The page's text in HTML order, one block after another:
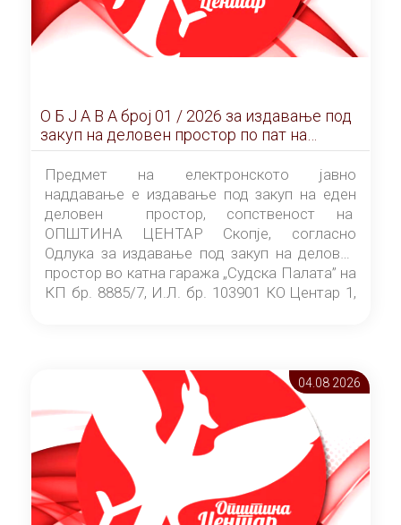
О Б Ј А В А брoj 01 / 2026 за издавање под
закуп на деловен простор по пат на
ЕЛЕКТРОНСКО ЈАВНО НАДДАВАЊЕ
Предмет на електронското јавно
наддавање е издавање под закуп на еден
деловен простор, сопственост на
ОПШТИНА ЦЕНТАР Скопје, согласно
Одлука за издавање под закуп на деловен
простор во катна гаража „Судска Палата” на
КП бр. 8885/7, И.Л. бр. 103901 КО Центар 1,
Скопје” број 9/2026), за времетраење од 3
(три) години од денот на потпишувањето на
Договорот за закуп со најповолниот
понудувач.
04.08 2026